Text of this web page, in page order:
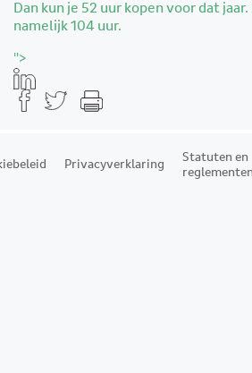
Dan kun je 52 uur kopen voor dat jaar.
namelijk 104 uur.
">
Privacyverklaring
Statuten en
reglementen